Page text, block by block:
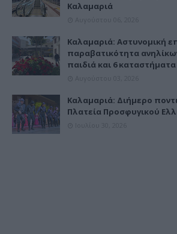
Καλαμαριά
Καλαμαριά: Αστυνομική
παραβατικότητα
παιδιά και 6 καταστήματα
Καλαμαριά: Διήμερο
Πλατεία Προσφυγικού